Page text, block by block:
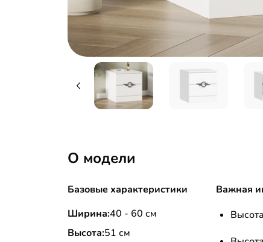
О модели
Базовые характеристики
Ширина:40 - 60 см
Высота:51 см
Важная